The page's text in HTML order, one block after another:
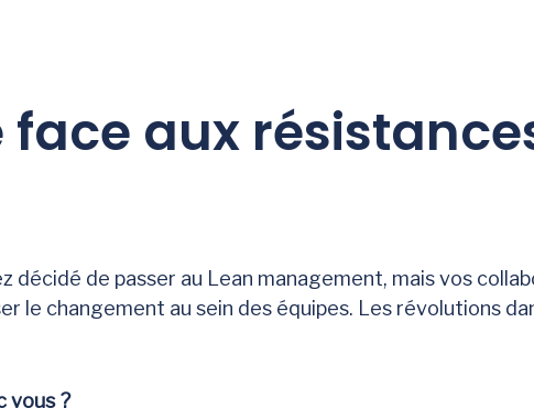
aux
décidé de passer au Lean management, mais vos
le changement au sein des équipes. Les révolutions
vous ?